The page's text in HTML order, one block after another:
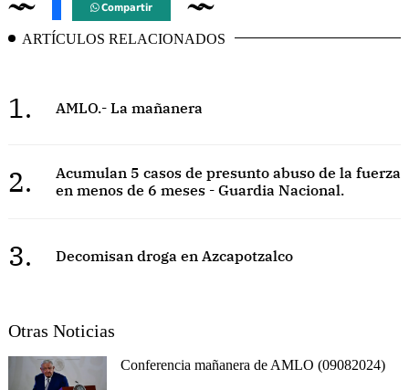
Compartir
ARTÍCULOS RELACIONADOS
1. AMLO.- La mañanera
2.
Acumulan 5 casos de presunto abuso de la fuerza
en menos de 6 meses - Guardia Nacional.
3. Decomisan droga en Azcapotzalco
Otras Noticias
Conferencia mañanera de AMLO (09082024)